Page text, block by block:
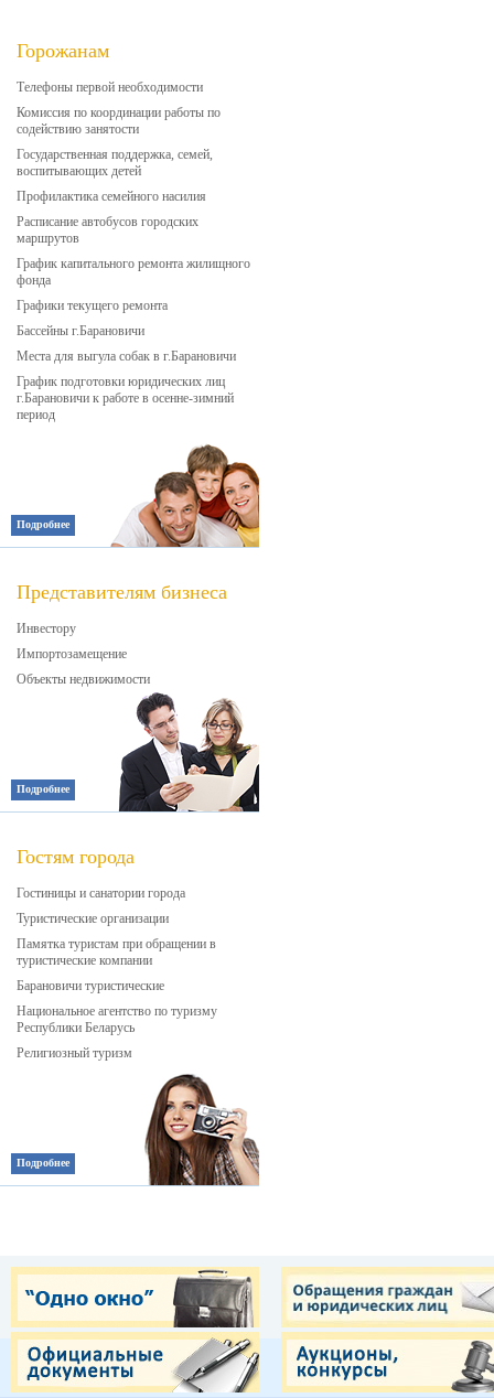
Горожанам
Телефоны первой необходимости
Комиссия по координации работы по
содействию занятости
Государственная поддержка, семей,
воспитывающих детей
Профилактика семейного насилия
Расписание автобусов городских
маршрутов
График капитального ремонта жилищного
фонда
Графики текущего ремонта
Бассейны г.Барановичи
Места для выгула собак в г.Барановичи
График подготовки юридических лиц
г.Барановичи к работе в осенне-зимний
период
Подробнее
Представителям бизнеса
Инвестору
Импортозамещение
Объекты недвижимости
Подробнее
Гостям города
Гостиницы и санатории города
Туристические организации
Памятка туристам при обращении в
туристические компании
Барановичи туристические
Национальное агентство по туризму
Республики Беларусь
Религиозный туризм
Подробнее